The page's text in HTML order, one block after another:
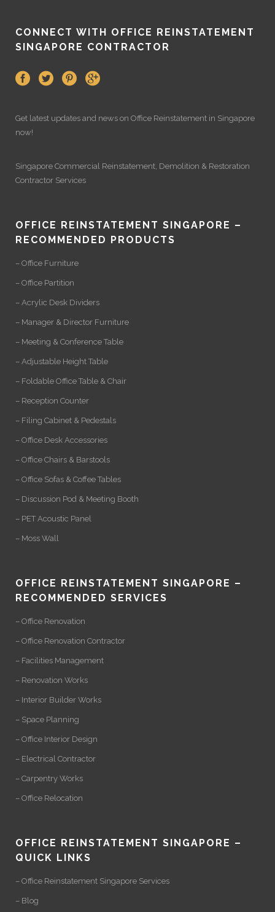
CONNECT WITH OFFICE REINSTATEMENT
SINGAPORE CONTRACTOR
Get latest updates and news on Office Reinstatement in Singapore
now!
Singapore Commercial Reinstatement Demolition & Restoration
Contractor Services
OFFICE REINSTATEMENT SINGAPORE –
RECOMMENDED PRODUCTS
– Office Furniture
– Office Partition
– Acrylic Desk Dividers
– Manager & Director Furniture
– Meeting & Conference Table
– Adjustable Height Table
– Foldable Office Table & Chair
– Reception Counter
– Filing Cabinet & Pedestals
– Office Desk Accessories
– Office Chairs & Barstools
– Office Sofas & Coffee Tables
– Discussion Pod & Meeting Booth
– PET Acoustic Panel
– Moss Wall
OFFICE REINSTATEMENT SINGAPORE –
RECOMMENDED SERVICES
– Office Renovation
– Office Renovation Contractor
– Facilities Management
– Renovation Works
– Interior Builder Works
– Space Planning
– Office Interior Design
– Electrical Contractor
– Carpentry Works
– Office Relocation
OFFICE REINSTATEMENT SINGAPORE –
QUICK LINKS
– Office Reinstatement Singapore Services
– Blog